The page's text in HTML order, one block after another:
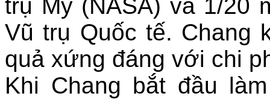
trụ Mỹ (NASA) và 1/20
Vũ trụ Quốc tế. Chang
quả xứng đáng với chi
Khi Chang bắt đầu